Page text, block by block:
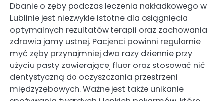
Dbanie o zęby podczas leczenia nakładkowego w
Lublinie jest niezwykle istotne dla osiągnięcia
optymalnych rezultatów terapii oraz zachowania
zdrowia jamy ustnej. Pacjenci powinni regularnie
myć zęby przynajmniej dwa razy dziennie przy
użyciu pasty zawierającej fluor oraz stosować nić
dentystyczną do oczyszczania przestrzeni
międzyzębowych. Ważne jest także unikanie